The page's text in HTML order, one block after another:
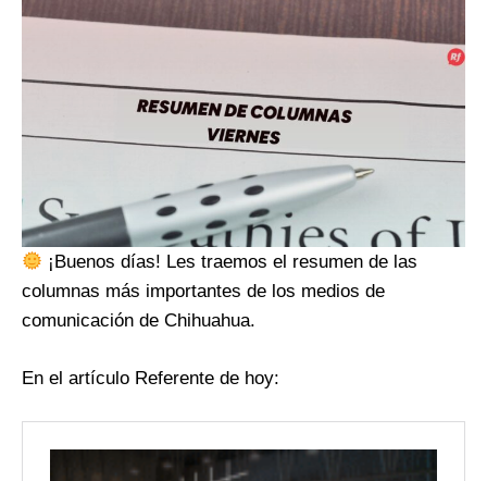
¡Buenos días! Les traemos el resumen de las
columnas más importantes de los medios de
comunicación de Chihuahua.
En el artículo Referente de hoy: